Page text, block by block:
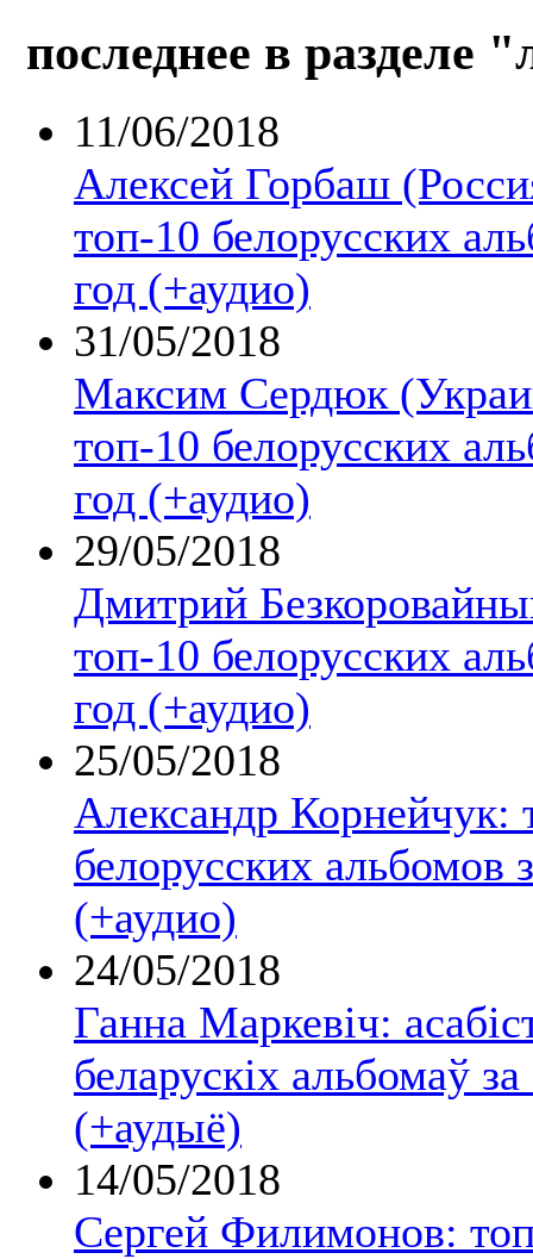
последнее в разделе
11/06/2018
Алексей Горбаш
топ-10 белорусских
год (+аудио)
31/05/2018
Максим Сердюк
топ-10 белорусских
год (+аудио)
29/05/2018
Дмитрий
топ-10 белорусских
год (+аудио)
25/05/2018
Александр Корнейчук:
белорусских альбомов
(+аудио)
24/05/2018
Ганна Маркевіч:
беларускіх альбомаў
(+аудыё)
14/05/2018
Сергей Филимонов: